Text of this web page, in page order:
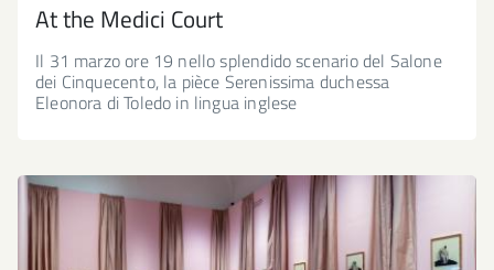
At the Medici Court
Il 31 marzo ore 19 nello splendido scenario del Salone
dei Cinquecento, la pièce Serenissima duchessa
Eleonora di Toledo in lingua inglese